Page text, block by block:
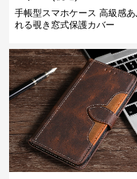
手帳型スマホケース 高級感
れる覗き窓式保護カバー